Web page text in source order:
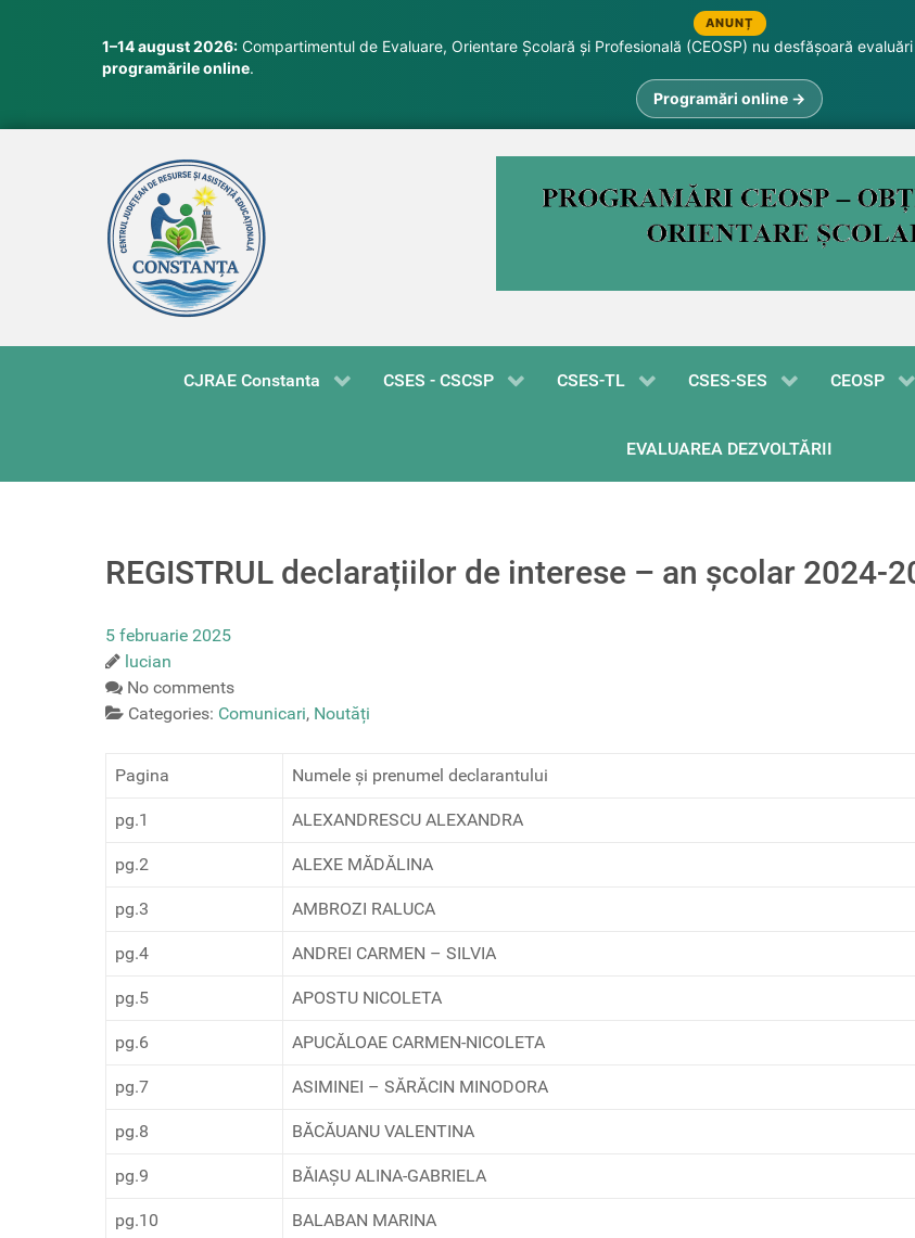
ANUNȚ
1–14 august 2026: Compartimentul de Evaluare, Orientare Școlară și Profesională (CEOSP) nu desfășoară
programările online.
Programări online →
CJRAE Constanta CSES - CSCSP CSES-TL CSES-SES CEOSP
EVALUAREA DEZVOLTĂRII
REGISTRUL declarațiilor de interese – an școlar 2024-
5 februarie 2025
lucian
No comments
Categories: Comunicari, Noutăți
Pagina Numele și prenumel declarantului
pg.1 ALEXANDRESCU ALEXANDRA
pg.2 ALEXE MĂDĂLINA
pg.3 AMBROZI RALUCA
pg.4 ANDREI CARMEN – SILVIA
pg.5 APOSTU NICOLETA
pg.6 APUCĂLOAE CARMEN-NICOLETA
pg.7 ASIMINEI – SĂRĂCIN MINODORA
pg.8 BĂCĂUANU VALENTINA
pg.9 BĂIAŞU ALINA-GABRIELA
pg.10 BALABAN MARINA